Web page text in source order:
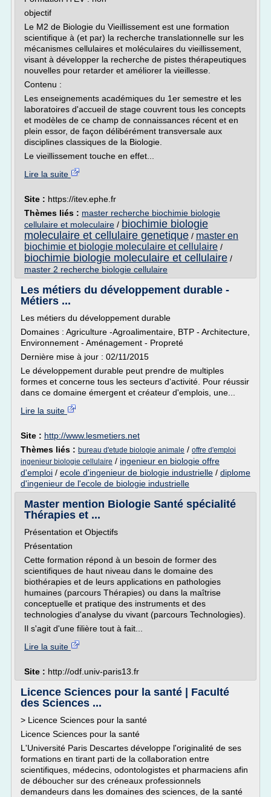
objectif
Le M2 de Biologie du Vieillissement est une formation
scientifique à (et par) la recherche translationnelle sur les
mécanismes cellulaires et moléculaires du vieillissement,
visant à développer la recherche de pistes thérapeutiques
nouvelles pour retarder et améliorer la vieillesse.
Contenu :
Les enseignements académiques du 1er semestre et les
laboratoires d'accueil de stage couvrent tous les concepts
et modèles de ce champ de connaissances récent et en
plein essor, de façon délibérément transversale aux
disciplines classiques de la Biologie.
Le vieillissement touche en effet...
Lire la suite
Site : https://itev.ephe.fr
Thèmes liés : master recherche biochimie biologie
cellulaire et moleculaire / biochimie biologie
moleculaire et cellulaire genetique / master en
biochimie et biologie moleculaire et cellulaire /
biochimie biologie moleculaire et cellulaire /
master 2 recherche biologie cellulaire
Les métiers du développement durable -
Métiers ...
Les métiers du développement durable
Domaines : Agriculture -Agroalimentaire, BTP - Architecture,
Environnement - Aménagement - Propreté
Dernière mise à jour : 02/11/2015
Le développement durable peut prendre de multiples
formes et concerne tous les secteurs d'activité. Pour réussir
dans ce domaine émergent et créateur d'emplois, une...
Lire la suite
Site : http://www.lesmetiers.net
Thèmes liés : bureau d'etude biologie animale / offre d'emploi
ingenieur biologie cellulaire / ingenieur en biologie offre
d'emploi / ecole d'ingenieur de biologie industrielle / diplome
d'ingenieur de l'ecole de biologie industrielle
Master mention Biologie Santé spécialité
Thérapies et ...
Présentation et Objectifs
Présentation
Cette formation répond à un besoin de former des
scientifiques de haut niveau dans le domaine des
biothérapies et de leurs applications en pathologies
humaines (parcours Thérapies) ou dans la maîtrise
conceptuelle et pratique des instruments et des
technologies d'analyse du vivant (parcours Technologies).
Il s'agit d'une filière tout à fait...
Lire la suite
Site : http://odf.univ-paris13.fr
Licence Sciences pour la santé | Faculté
des Sciences ...
> Licence Sciences pour la santé
Licence Sciences pour la santé
L'Université Paris Descartes développe l'originalité de ses
formations en tirant parti de la collaboration entre
scientifiques, médecins, odontologistes et pharmaciens afin
de déboucher sur des créneaux professionnels
demandeurs dans les domaines des sciences, de la santé